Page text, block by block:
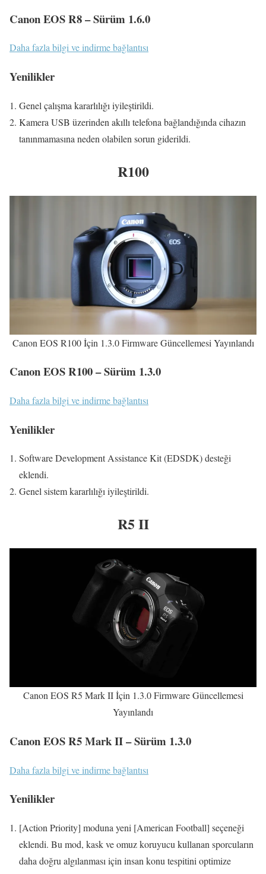
Canon EOS R8 – Sürüm 1.6.0
Daha fazla bilgi ve indirme bağlantısı
Yenilikler
Genel çalışma kararlılığı iyileştirildi.
Kamera USB üzerinden akıllı telefona bağlandığında cihazın
tanınmamasına neden olabilen sorun giderildi.
R100
Canon EOS R100 İçin 1.3.0 Firmware Güncellemesi Yayınlandı
Canon EOS R100 – Sürüm 1.3.0
Daha fazla bilgi ve indirme bağlantısı
Yenilikler
Software Development Assistance Kit (EDSDK) desteği
eklendi.
Genel sistem kararlılığı iyileştirildi.
R5 II
Canon EOS R5 Mark II İçin 1.3.0 Firmware Güncellemesi
Yayınlandı
Canon EOS R5 Mark II – Sürüm 1.3.0
Daha fazla bilgi ve indirme bağlantısı
Yenilikler
[Action Priority] moduna yeni [American Football] seçeneği
eklendi. Bu mod, kask ve omuz koruyucu kullanan sporcuların
daha doğru algılanması için insan konu tespitini optimize